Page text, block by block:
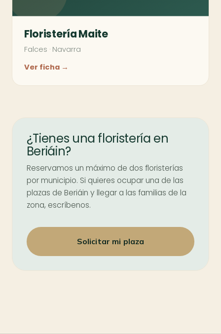
Floristería Maite
Falces · Navarra
Ver ficha →
¿Tienes una floristería en
Beriáin?
Reservamos un máximo de dos floristerías
por municipio. Si quieres ocupar una de las
plazas de Beriáin y llegar a las familias de la
zona, escríbenos.
Solicitar mi plaza